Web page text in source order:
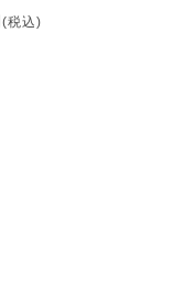
(税込)